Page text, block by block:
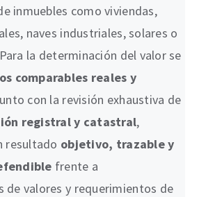
inmuebles como viviendas,
naves industriales, solares o
la determinación del valor se
comparables reales y
con la revisión exhaustiva de
registral y catastral,
resultado objetivo, trazable y
frente a
de valores y requerimientos de